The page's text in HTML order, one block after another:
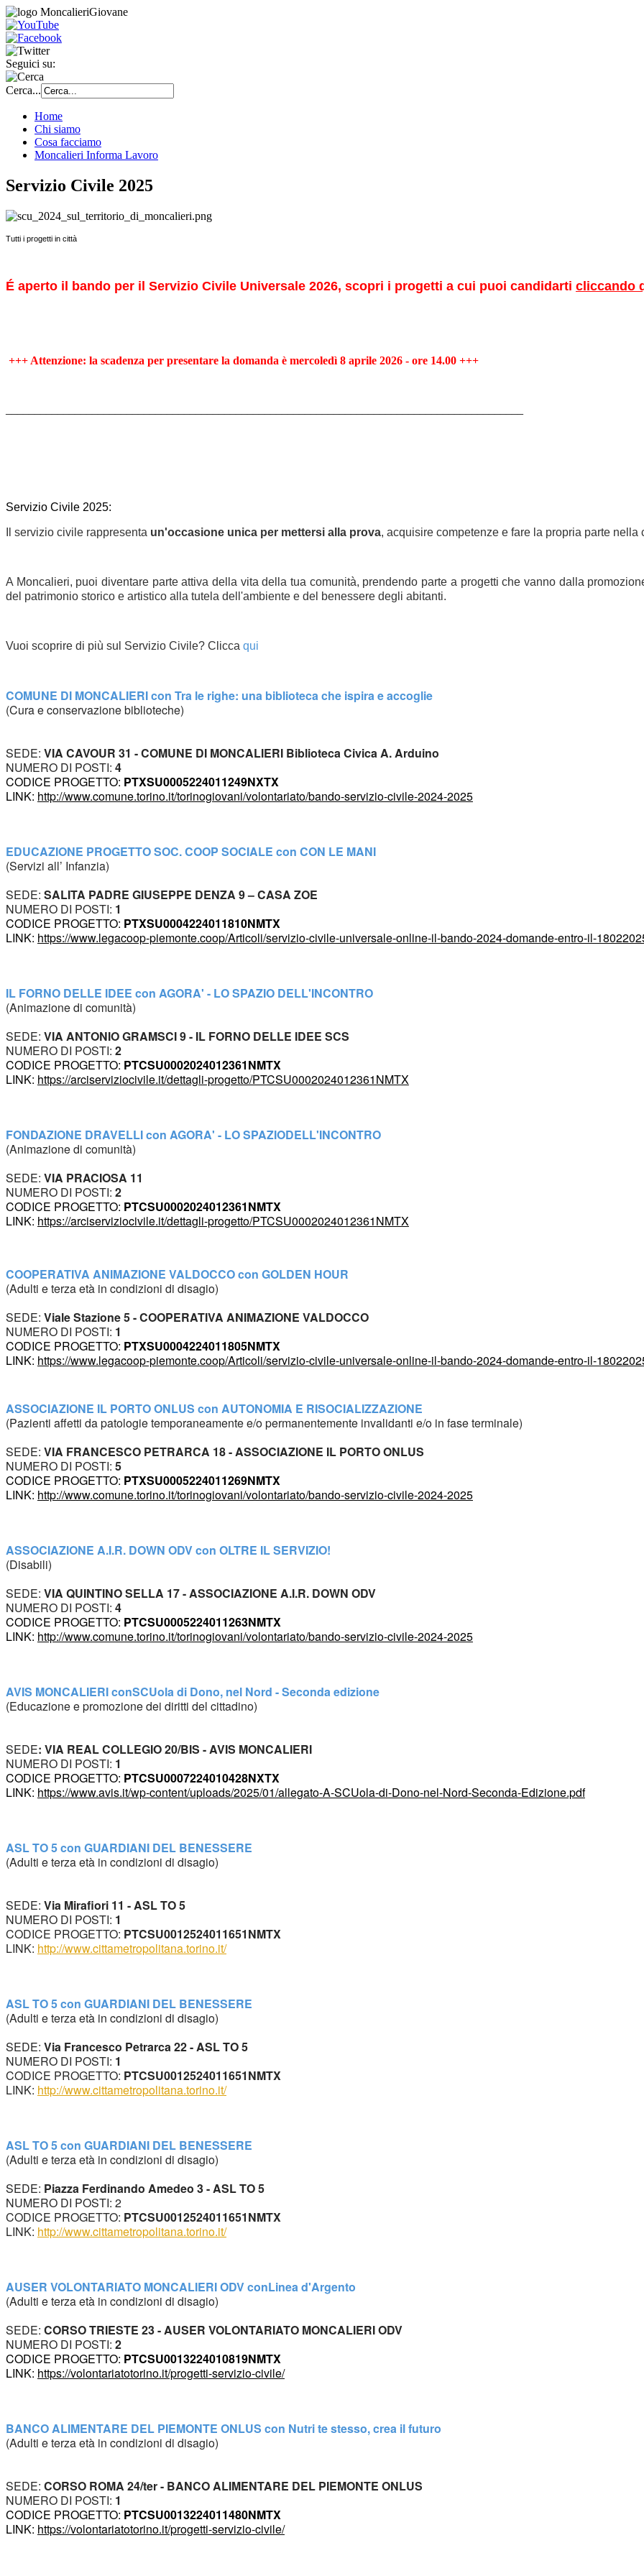
Seguici su:
Cerca...
Home
Chi siamo
Cosa facciamo
Moncalieri Informa Lavoro
Servizio Civile 2025
Tutti i progetti in città
É aperto il bando per il Servizio Civile Universale 2026, scopri i progetti a cui puoi candidarti cliccando
+++ Attenzione: la scadenza per presentare la domanda è mercoledì 8 aprile 2026 - ore 14.00 +++
Servizio Civile 2025:
Il servizio civile rappresenta un'occasione unica per mettersi alla prova, acquisire competenze e fare la propria parte
A Moncalieri, puoi diventare parte attiva della vita della tua comunità, prendendo parte a progetti che vanno dalla
del patrimonio storico e artistico alla tutela dell'ambiente e del benessere degli abitanti.
Vuoi scoprire di più sul Servizio Civile? Clicca qui
COMUNE DI MONCALIERI con Tra le righe: una biblioteca che ispira e accoglie
(Cura e conservazione biblioteche)
SEDE: VIA CAVOUR 31 - COMUNE DI MONCALIERI Biblioteca Civica A. Arduino
NUMERO DI POSTI: 4
CODICE PROGETTO: PTXSU0005224011249NXTX
LINK: http://www.comune.torino.it/torinogiovani/volontariato/bando-servizio-civile-2024-2025
EDUCAZIONE PROGETTO SOC. COOP SOCIALE con CON LE MANI
(Servizi all’ Infanzia)
SEDE: SALITA PADRE GIUSEPPE DENZA 9 – CASA ZOE
NUMERO DI POSTI: 1
CODICE PROGETTO: PTXSU0004224011810NMTX
LINK: https://www.legacoop-piemonte.coop/Articoli/servizio-civile-universale-online-il-bando-2024-domande-entro-il-
IL FORNO DELLE IDEE con AGORA' - LO SPAZIO DELL'INCONTRO
(Animazione di comunità)
SEDE: VIA ANTONIO GRAMSCI 9 - IL FORNO DELLE IDEE SCS
NUMERO DI POSTI: 2
CODICE PROGETTO: PTCSU0002024012361NMTX
LINK: https://arciserviziocivile.it/dettagli-progetto/PTCSU0002024012361NMTX
FONDAZIONE DRAVELLI con AGORA' - LO SPAZIODELL'INCONTRO
(Animazione di comunità)
SEDE: VIA PRACIOSA 11
NUMERO DI POSTI: 2
CODICE PROGETTO: PTCSU0002024012361NMTX
LINK: https://arciserviziocivile.it/dettagli-progetto/PTCSU0002024012361NMTX
COOPERATIVA ANIMAZIONE VALDOCCO con GOLDEN HOUR
(Adulti e terza età in condizioni di disagio)
SEDE: Viale Stazione 5 - COOPERATIVA ANIMAZIONE VALDOCCO
NUMERO DI POSTI: 1
CODICE PROGETTO: PTXSU0004224011805NMTX
LINK: https://www.legacoop-piemonte.coop/Articoli/servizio-civile-universale-online-il-bando-2024-domande-entro-il-
ASSOCIAZIONE IL PORTO ONLUS con AUTONOMIA E RISOCIALIZZAZIONE
(Pazienti affetti da patologie temporaneamente e/o permanentemente invalidanti e/o in fase terminale)
SEDE: VIA FRANCESCO PETRARCA 18 - ASSOCIAZIONE IL PORTO ONLUS
NUMERO DI POSTI: 5
CODICE PROGETTO: PTXSU0005224011269NMTX
LINK: http://www.comune.torino.it/torinogiovani/volontariato/bando-servizio-civile-2024-2025
ASSOCIAZIONE A.I.R. DOWN ODV con OLTRE IL SERVIZIO!
(Disabili)
SEDE: VIA QUINTINO SELLA 17 - ASSOCIAZIONE A.I.R. DOWN ODV
NUMERO DI POSTI: 4
CODICE PROGETTO: PTCSU0005224011263NMTX
LINK: http://www.comune.torino.it/torinogiovani/volontariato/bando-servizio-civile-2024-2025
AVIS MONCALIERI conSCUola di Dono, nel Nord - Seconda edizione
(Educazione e promozione dei diritti del cittadino)
SEDE: VIA REAL COLLEGIO 20/BIS - AVIS MONCALIERI
NUMERO DI POSTI: 1
CODICE PROGETTO: PTCSU0007224010428NXTX
LINK: https://www.avis.it/wp-content/uploads/2025/01/allegato-A-SCUola-di-Dono-nel-Nord-Seconda-Edizione.pdf
ASL TO 5 con GUARDIANI DEL BENESSERE
(Adulti e terza età in condizioni di disagio)
SEDE: Via Mirafiori 11 - ASL TO 5
NUMERO DI POSTI: 1
CODICE PROGETTO: PTCSU0012524011651NMTX
LINK: http://www.cittametropolitana.torino.it/
ASL TO 5 con GUARDIANI DEL BENESSERE
(Adulti e terza età in condizioni di disagio)
SEDE: Via Francesco Petrarca 22 - ASL TO 5
NUMERO DI POSTI: 1
CODICE PROGETTO: PTCSU0012524011651NMTX
LINK: http://www.cittametropolitana.torino.it/
ASL TO 5 con GUARDIANI DEL BENESSERE
(Adulti e terza età in condizioni di disagio)
SEDE: Piazza Ferdinando Amedeo 3 - ASL TO 5
NUMERO DI POSTI: 2
CODICE PROGETTO: PTCSU0012524011651NMTX
LINK: http://www.cittametropolitana.torino.it/
AUSER VOLONTARIATO MONCALIERI ODV conLinea d'Argento
(Adulti e terza età in condizioni di disagio)
SEDE: CORSO TRIESTE 23 - AUSER VOLONTARIATO MONCALIERI ODV
NUMERO DI POSTI: 2
CODICE PROGETTO: PTCSU0013224010819NMTX
LINK: https://volontariatotorino.it/progetti-servizio-civile/
BANCO ALIMENTARE DEL PIEMONTE ONLUS con Nutri te stesso, crea il futuro
(Adulti e terza età in condizioni di disagio)
SEDE: CORSO ROMA 24/ter - BANCO ALIMENTARE DEL PIEMONTE ONLUS
NUMERO DI POSTI: 1
CODICE PROGETTO: PTCSU0013224011480NMTX
LINK: https://volontariatotorino.it/progetti-servizio-civile/